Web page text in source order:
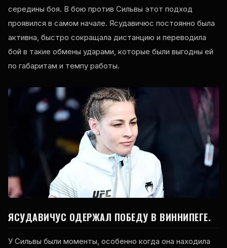
середины боя. В бою против Сильвы этот подход
проявился в самом начале. Ясудавичюс постоянно была
активна, быстро сокращала дистанцию ​​и переводила
бой в такие обмены ударами, которые были выгодны ей
по габаритам и темпу работы.
ЯСУДАВИЧУС ОДЕРЖАЛ ПОБЕДУ В ВИННИПЕГЕ.
У Сильвы были моменты, особенно когда она находила